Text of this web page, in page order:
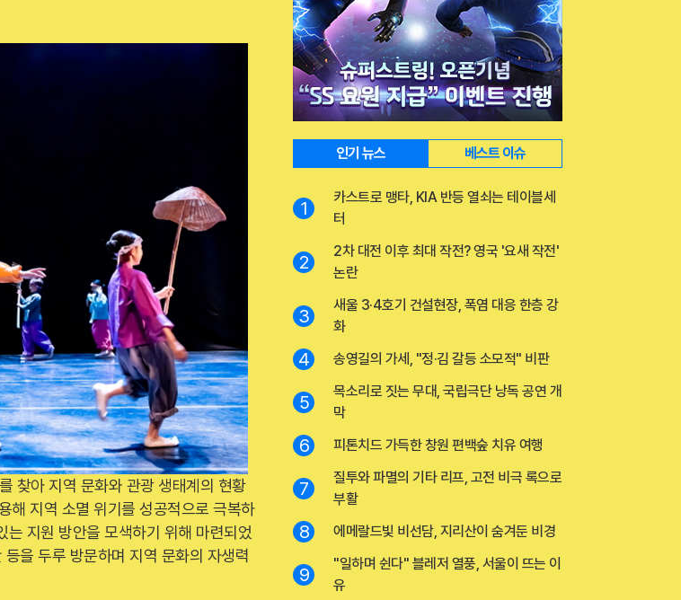
찾아 지역 문화와 관광 생태계의 현황
해 지역 소멸 위기를 성공적으로 극복하
지원 방안을 모색하기 위해 마련되었
을 두루 방문하며 지역 문화의 자생력
인기 뉴스 베스트 이슈
1
카스트로 맹타, KIA 반등 열쇠는 테이블세
터
2
2차 대전 이후 최대 작전? 영국 '요새 작전'
논란
3
새울 3·4호기 건설현장, 폭염 대응 한층 강
화
4 송영길의 가세, "정·김 갈등 소모적" 비판
5
목소리로 짓는 무대, 국립극단 낭독 공연 개
막
6 피톤치드 가득한 창원 편백숲 치유 여행
7
질투와 파멸의 기타 리프, 고전 비극 록으로
부활
8 에메랄드빛 비선담, 지리산이 숨겨둔 비경
9
"일하며 쉰다" 블레저 열풍, 서울이 뜨는 이
유